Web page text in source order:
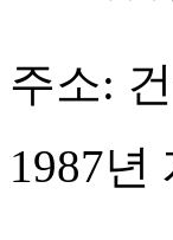
주소:
1987년